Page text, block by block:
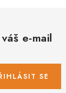
e-mail
SE